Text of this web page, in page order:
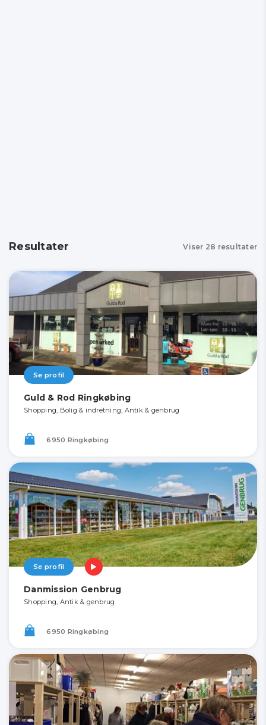
Resultater Viser 28 resultater
Se profil
Guld & Rod Ringkøbing
Shopping, Bolig & indretning, Antik & genbrug
6950 Ringkøbing
Se profil
Danmission Genbrug
Shopping, Antik & genbrug
6950 Ringkøbing